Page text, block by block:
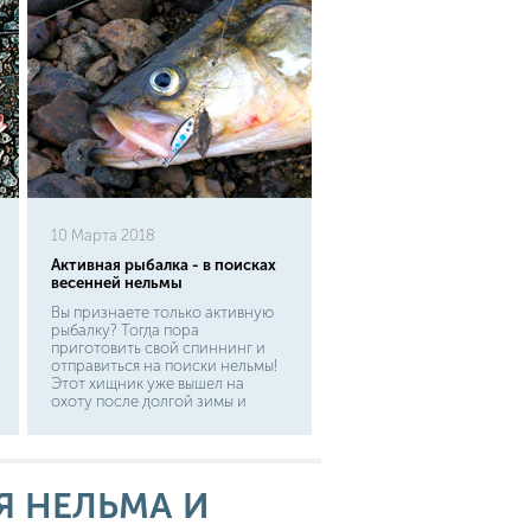
10 Марта 2018
Активная рыбалка - в поисках
весенней нельмы
Вы признаете только активную
рыбалку? Тогда пора
приготовить свой спиннинг и
отправиться на поиски нельмы!
Этот хищник уже вышел на
охоту после долгой зимы и
проверку! Нельма - серьезный
ее. Ведь живет она
исключительно в суровых реках
НЕЛЬМА И